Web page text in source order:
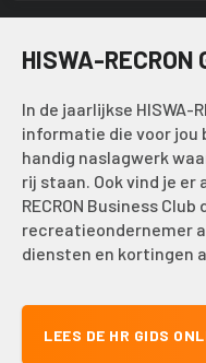
HISWA-RECRON
In de jaarlijkse HISWA-
informatie die voor jou
handig naslagwerk
rij staan. Ook vind je er
RECRON Business
recreatieondernemer
diensten en kortingen
LEES DE HR GIDS